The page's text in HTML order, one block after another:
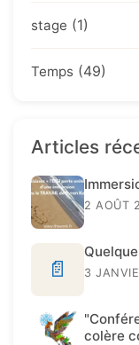
stage (1)
Temps (49)
Articles
2 AOÛT
📄 3
colère